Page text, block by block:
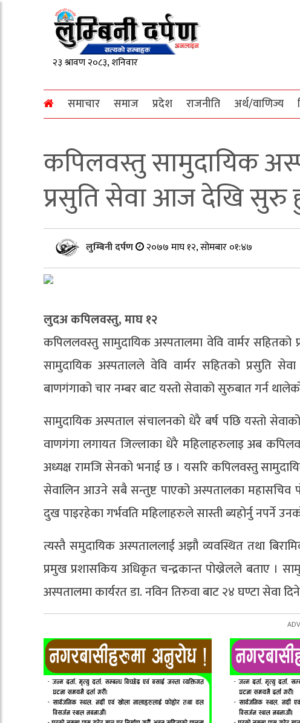
समाचार समाज प्रदेश राजनीति अर्थ/वाणिज्य
कपिलवस्तु सामुदायिक
प्रसुति सेवा आज देखि सुरु
लुम्बिनी दर्पण २०७७ माघ १२, सोमबार ०१:४७
लुदअ कपिलवस्तु, माघ १२
कपिललवस्तु सामुदायिक अस्पतालमा वेवि वार्मर
सामुदायिक अस्पतालले वेवि वार्मर सहितको प्रसुति
बाणगंगाको चार नम्बर बाट यस्तो सेवाको सुरुबात गर्न
सामुदायिक अस्पताल संचालनको धेरै बर्ष पछि यस्तो
वाणगंगा लगायत जिल्लाका धेरै महिलाहरुलाइ अब
अध्यक्ष रामजि सेनको भनाई छ । यसरि कपिलवस्तु
सेवालिन आउने सबै सन्तुष्ट पाएको अस्पतालका महासचिव
दुख पाइरहेका गर्भवति महिलाहरुले सास्ती ब्यहोर्नु नपर्ने
त्यस्तै समुदायिक अस्पताललाई अझौ व्यवस्थित तथा
प्रमुख प्रशासकिय अधिकृत चन्द्रकान्त पोख्रेलले बताए ।
अस्पतालमा कार्यरत डा. नविन तिरुवा बाट २४ घण्टा सेवा